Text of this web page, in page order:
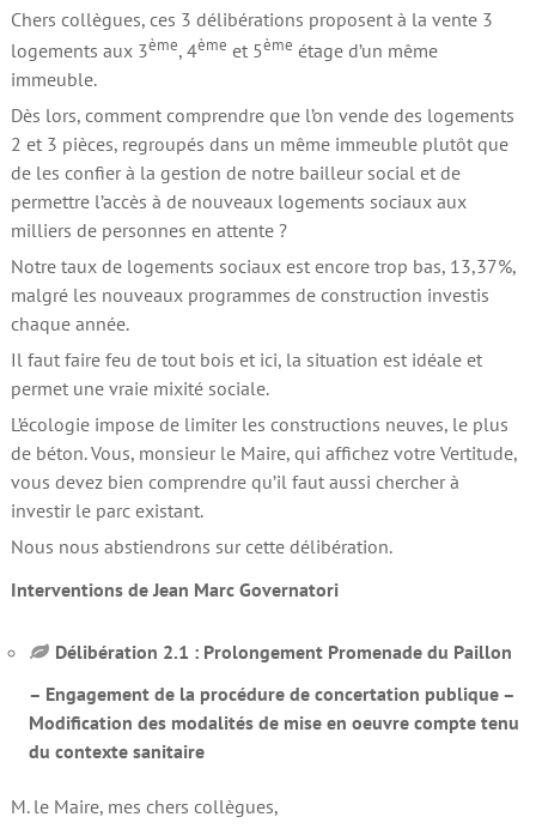
Chers collègues, ces 3 délibérations proposent à la vente 3
logements aux 3ème, 4ème et 5ème étage d’un même
immeuble.
Dès lors, comment comprendre que l’on vende des logements
2 et 3 pièces, regroupés dans un même immeuble plutôt que
de les confier à la gestion de notre bailleur social et de
permettre l’accès à de nouveaux logements sociaux aux
milliers de personnes en attente ?
Notre taux de logements sociaux est encore trop bas, 13,37%,
malgré les nouveaux programmes de construction investis
chaque année.
Il faut faire feu de tout bois et ici, la situation est idéale et
permet une vraie mixité sociale.
L’écologie impose de limiter les constructions neuves, le plus
de béton. Vous, monsieur le Maire, qui affichez votre Vertitude,
vous devez bien comprendre qu’il faut aussi chercher à
investir le parc existant.
Nous nous abstiendrons sur cette délibération.
Interventions de Jean Marc Governatori
Délibération 2.1 : Prolongement Promenade du Paillon
– Engagement de la procédure de concertation publique –
Modification des modalités de mise en oeuvre compte tenu
du contexte sanitaire
M. le Maire, mes chers collègues,